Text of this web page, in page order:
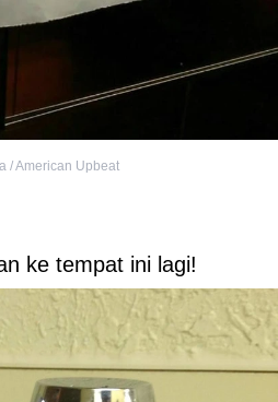
/ American Upbeat
ke tempat ini lagi!